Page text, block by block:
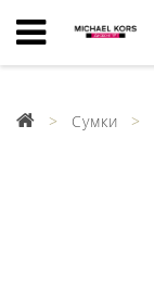
Сумки